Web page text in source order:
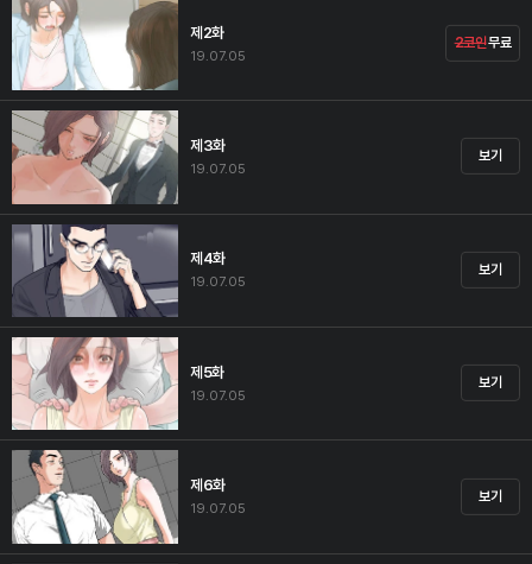
제2화
19.07.05
2코인무료
제3화
19.07.05
보기
제4화
19.07.05
보기
제5화
19.07.05
보기
제6화
19.07.05
보기